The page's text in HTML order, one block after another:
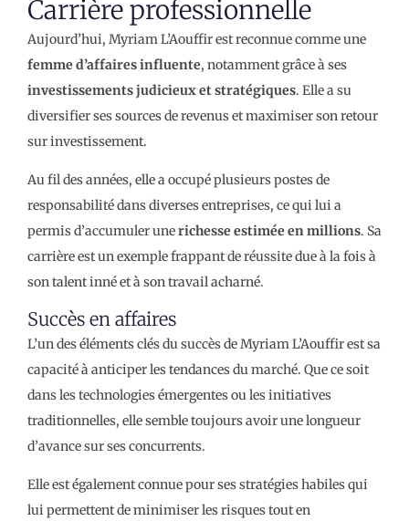
Carrière professionnelle
Aujourd’hui, Myriam L’Aouffir est reconnue comme une
femme d’affaires influente, notamment grâce à ses
investissements judicieux et stratégiques. Elle a su
diversifier ses sources de revenus et maximiser son retour
sur investissement.
Au fil des années, elle a occupé plusieurs postes de
responsabilité dans diverses entreprises, ce qui lui a
permis d’accumuler unerichesse estimée en millions. Sa
carrière est un exemple frappant de réussite due à la fois à
son talent inné et à son travail acharné.
Succès en affaires
L’un des éléments clés du succès de Myriam L’Aouffir est sa
capacité à anticiper les tendances du marché. Que ce soit
dans les technologies émergentes ou les initiatives
traditionnelles, elle semble toujours avoir une longueur
d’avance sur ses concurrents.
Elle est également connue pour ses stratégies habiles qui
lui permettent de minimiser les risques tout en